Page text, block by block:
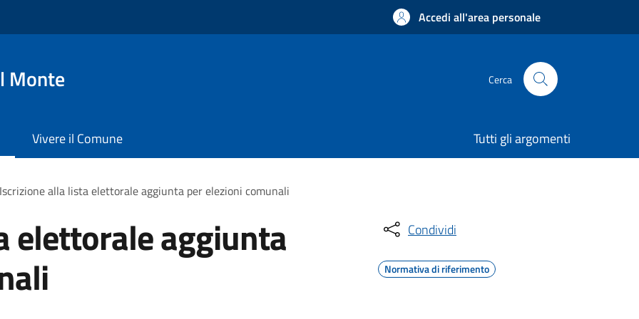
Accedi all'area personale
Monte Cerca
Vivere il Comune Tutti gli argomenti
Iscrizione alla lista elettorale aggiunta per elezioni comunali
elettorale aggiunta Condividi
Normativa di riferimento